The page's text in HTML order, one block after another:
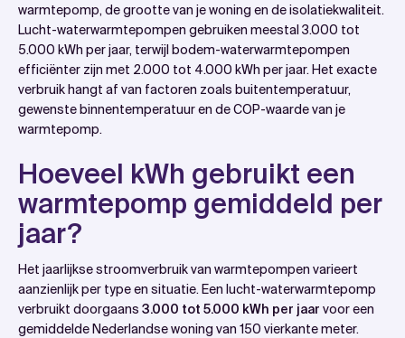
per jaar?
Wat bepaalt het stroomverbruik van jouw
warmtepomp?
Hoeveel bespaar je op je energierekening met een
warmtepomp?
mogelijk?
Hoe wij helpen met warmtepompen
warmtepomp, de grootte van je woning en de isolatiekwaliteit.
Lucht-waterwarmtepompen gebruiken meestal 3.000 tot
5.000 kWh per jaar, terwijl bodem-waterwarmtepompen
efficiënter zijn met 2.000 tot 4.000 kWh per jaar. Het exacte
verbruik hangt af van factoren zoals buitentemperatuur,
gewenste binnentemperatuur en de COP-waarde van je
warmtepomp.
Hoeveel kWh gebruikt een
warmtepomp gemiddeld per
jaar?
Het jaarlijkse stroomverbruik van warmtepompen varieert
aanzienlijk per type en situatie. Een lucht-waterwarmtepomp
verbruikt doorgaans 3.000 tot 5.000 kWh per jaar voor een
gemiddelde Nederlandse woning van 150 vierkante meter.